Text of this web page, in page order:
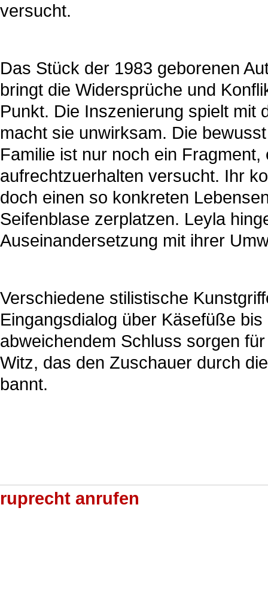
versucht.
Das Stück der 1983 geborenen
bringt die Widersprüche und
Punkt. Die Inszenierung spielt mit
macht sie unwirksam. Die
Familie ist nur noch ein
aufrechtzuerhalten versucht. Ihr
doch einen so konkreten
Seifenblase zerplatzen. Leyla
Auseinandersetzung mit ihrer
Verschiedene stilistische
Eingangsdialog über Käsefüße
abweichendem Schluss sorgen
Witz, das den Zuschauer durch
bannt.
ruprecht anrufen